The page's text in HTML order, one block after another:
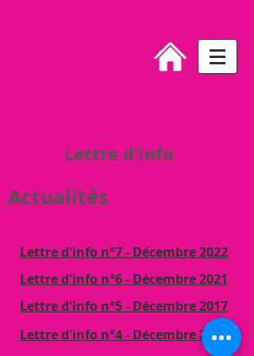
Lettre d'info
Actualités
Lettre d'info n°7- Décembre 2022
Lettre d'info n°6 - Décembre 2021
Lettre d'info n°5 - Décembre 2017
Lettre d'info n°4 - Décembre 2016